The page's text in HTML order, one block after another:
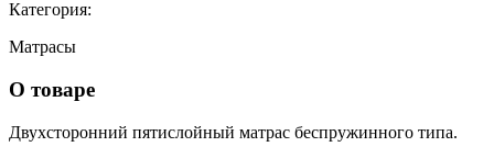
Категория:
Матрасы
О товаре
Двухсторонний пятислойный матрас беспружинного типа.